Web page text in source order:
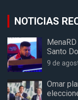
NOTICIAS
Santo
9 de
Omar